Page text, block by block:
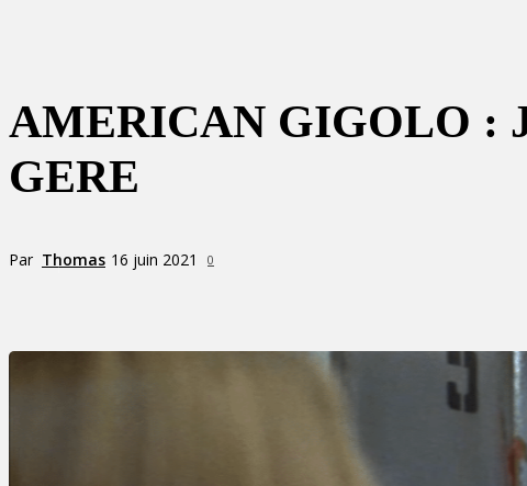
AMERICAN GIGOLO :
GERE
Par Thomas 16 juin 2021 0